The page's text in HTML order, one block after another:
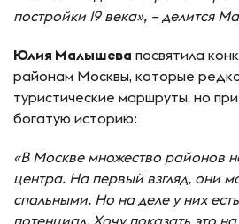
постройки 19 века», – делится
Юлия Малышева посвятила
районам Москвы, которые
туристические маршруты, но
богатую историю:
«В Москве множество районов
центра. На первый взгляд, они
спальными. Но на деле у них